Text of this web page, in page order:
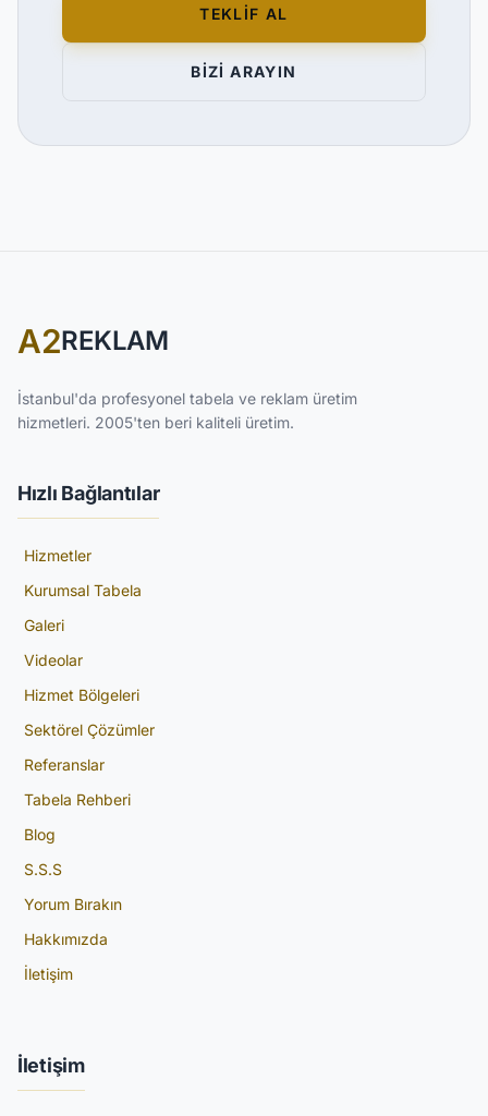
TEKLİF AL
BİZİ ARAYIN
A2REKLAM
İstanbul'da profesyonel tabela ve reklam üretim
hizmetleri. 2005'ten beri kaliteli üretim.
Hızlı Bağlantılar
Hizmetler
Kurumsal Tabela
Galeri
Videolar
Hizmet Bölgeleri
Sektörel Çözümler
Referanslar
Tabela Rehberi
Blog
S.S.S
Yorum Bırakın
Hakkımızda
İletişim
İletişim